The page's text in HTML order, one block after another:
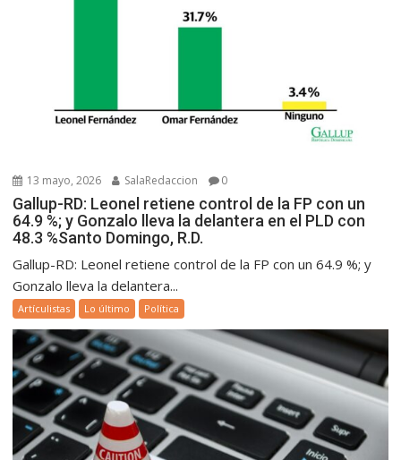
13 mayo, 2026 SalaRedaccion 0
Gallup-RD: Leonel retiene control de la FP con un
64.9 %; y Gonzalo lleva la delantera en el PLD con
48.3 %Santo Domingo, R.D.
Gallup-RD: Leonel retiene control de la FP con un 64.9 %; y
Gonzalo lleva la delantera...
Artículistas Lo último Política